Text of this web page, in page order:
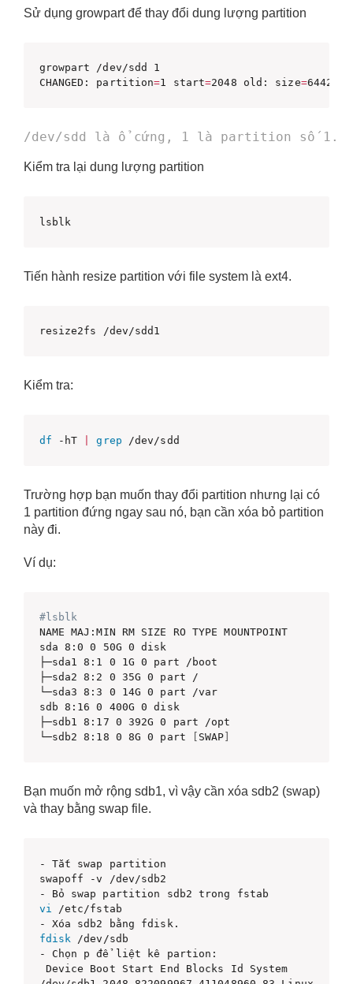
Sử dụng growpart để thay đổi dung lượng partition
growpart /dev/sdd 1
CHANGED: partition=1 start=2048 old: size=
Kiểm tra lại dung lượng partition
lsblk
Tiến hành resize partition với file system là ext4.
resize2fs /dev/sdd1
Kiểm tra:
df -hT grep /dev/sdd
Trường hợp bạn muốn thay đổi partition nhưng lại có
1 partition đứng ngay sau nó, bạn cần xóa bỏ partition
này đi.
Ví dụ:
#lsblk
NAME MAJ:MIN RM SIZE RO TYPE MOUNTPOINT
sda 8:0 0 50G 0 disk
├─sda1 8:1 0 1G 0 part /boot
├─sda2 8:2 0 35G 0 part /
└─sda3 8:3 0 14G 0 part /var
sdb 8:16 0 400G 0 disk
├─sdb1 8:17 0 392G 0 part /opt
└─sdb2 8:18 0 8G 0 part
SWAP
Bạn muốn mở rộng sdb1, vì vậy cần xóa sdb2 (swap)
và thay bằng swap file.
- Tắt swap partition
swapoff -v /dev/sdb2
vi
/etc/fstab
fdisk /dev/sdb
- Chọn p để liệt kê partion:
Device Boot Start End Blocks Id System